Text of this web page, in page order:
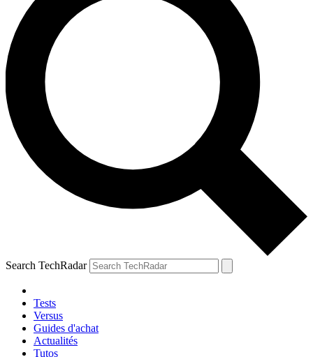
Search TechRadar
Tests
Versus
Guides d'achat
Actualités
Tutos